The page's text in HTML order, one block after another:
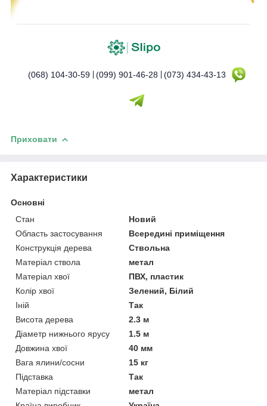
(068) 104-30-59 (099) 901-46-28 (073) 434-43-13
Приховати
Характеристики
Основні
Стан
Новий
Область застосування
Всередині приміщення
Конструкція дерева
Ствольна
Матеріал ствола
метал
Матеріал хвої
ПВХ, пластик
Колір хвої
Зелений, Білий
Іній
Так
Висота дерева
2.3 м
Діаметр нижнього ярусу
1.5 м
Довжина хвої
40 мм
Вага ялини/сосни
15 кг
Підставка
Так
Матеріал підставки
метал